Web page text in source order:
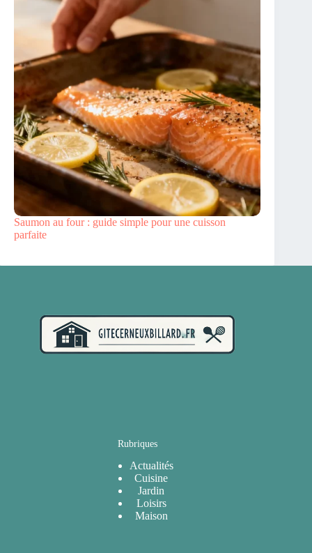
Saumon au four : guide simple pour une cuisson
parfaite
Rubriques
Actualités
Cuisine
Jardin
Loisirs
Maison